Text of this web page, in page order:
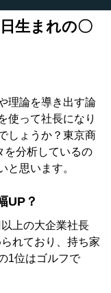
生まれの〇
理論を導き出す論
使って社長になり
しょうか？東京商
を分析しているの
と思います。
UP？
上の大企業社長
れており、持ち家
1位はゴルフで